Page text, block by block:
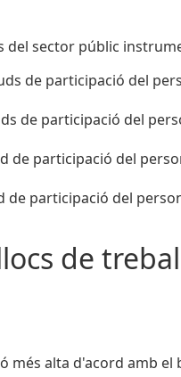
del sector públic
de participació del
de participació del
de participació del
de participació del
de
més alta d'acord amb el